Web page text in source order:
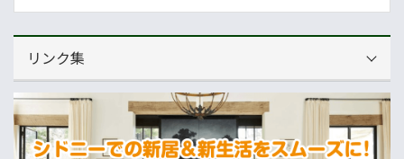
リンク集
運営会社
NNAオーストラリア
ニュースサイト